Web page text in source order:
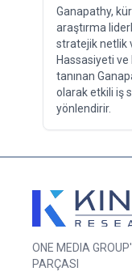
Ganapathy,
araştırma
stratejik netlik
Hassasiyeti ve
tanınan
olarak etkili iş
yönlendirir.
ONE MEDIA
PARÇASI